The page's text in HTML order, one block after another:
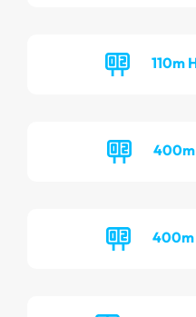
110m
400m
400m